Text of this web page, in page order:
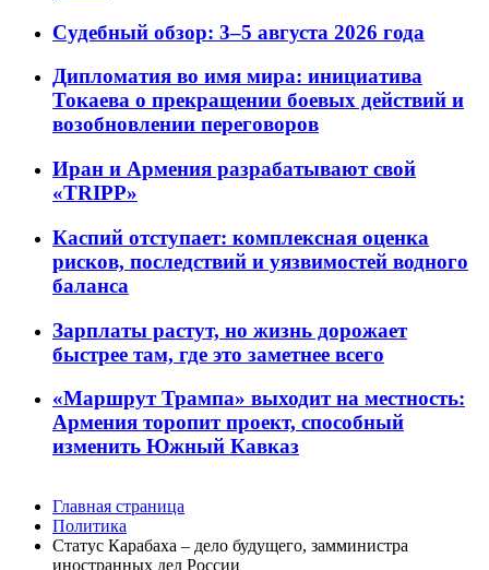
Судебный обзор: 3–5 августа 2026 года
Дипломатия во имя мира: инициатива
Токаева о прекращении боевых действий и
возобновлении переговоров
Иран и Армения разрабатывают свой
«TRIPP»
Каспий отступает: комплексная оценка
рисков, последствий и уязвимостей водного
баланса
Зарплаты растут, но жизнь дорожает
быстрее там, где это заметнее всего
«Маршрут Трампа» выходит на местность:
Армения торопит проект, способный
изменить Южный Кавказ
Главная страница
Политика
Статус Карабаха – дело будущего, замминистра
иностранных дел России